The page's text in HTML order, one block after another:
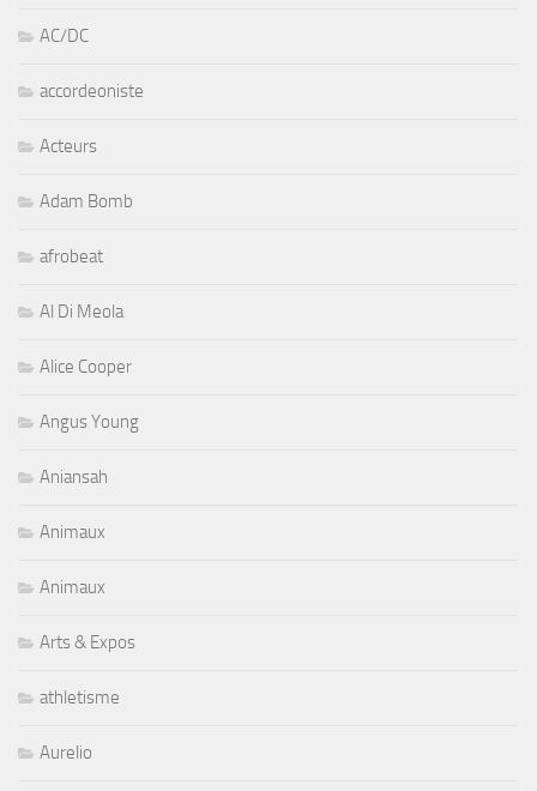
AC/DC
accordeoniste
Acteurs
Adam Bomb
afrobeat
Al Di Meola
Alice Cooper
Angus Young
Aniansah
Animaux
Animaux
Arts & Expos
athletisme
Aurelio